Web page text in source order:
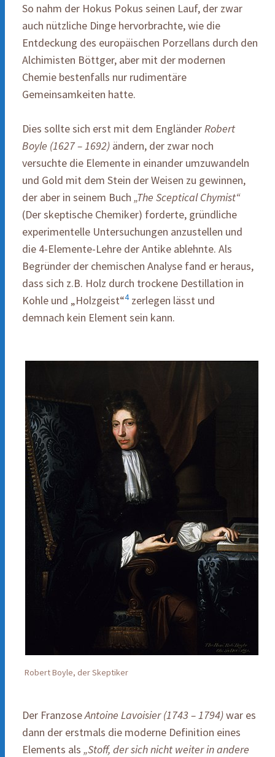
So nahm der Hokus Pokus seinen Lauf, der zwar
auch nützliche Dinge hervorbrachte, wie die
Entdeckung des europäischen Porzellans durch den
Alchimisten Böttger, aber mit der modernen
Chemie bestenfalls nur rudimentäre
Gemeinsamkeiten hatte.
Dies sollte sich erst mit dem Engländer Robert
Boyle (1627 – 1692) ändern, der zwar noch
versuchte die Elemente in einander umzuwandeln
und Gold mit dem Stein der Weisen zu gewinnen,
der aber in seinem Buch „The Sceptical Chymist“
(Der skeptische Chemiker) forderte, gründliche
experimentelle Untersuchungen anzustellen und
die 4-Elemente-Lehre der Antike ablehnte. Als
Begründer der chemischen Analyse fand er heraus,
dass sich z.B. Holz durch trockene Destillation in
Kohle und „Holzgeist“4zerlegen lässt und
demnach kein Element sein kann.
Robert Boyle, der Skeptiker
Der FranzoseAntoine Lavoisier (1743 – 1794)war es
dann der erstmals die moderne Definition eines
Elements als „Stoff, der sich nicht weiter in andere